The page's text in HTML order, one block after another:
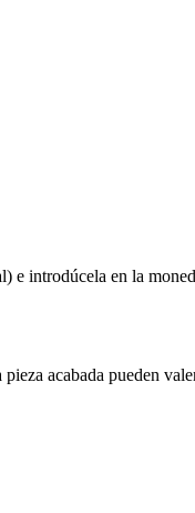
introdúcela en la
acabada pueden